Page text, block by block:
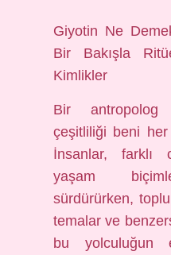
Giyotin Ne
Bir Bakışla
Kimlikler
Bir antropolog
çeşitliliği beni
İnsanlar, farklı
yaşam
sürdürürken,
temalar ve
bu yolculuğun